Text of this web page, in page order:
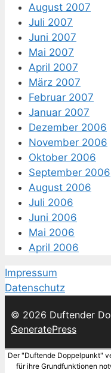
August 2007
Juli 2007
Juni 2007
Mai 2007
April 2007
März 2007
Februar 2007
Januar 2007
Dezember 2006
November 2006
Oktober 2006
September 2006
August 2006
Juli 2006
Juni 2006
Mai 2006
April 2006
Impressum
Datenschutz
© 2026 Duftender
GeneratePress
Der "Duftende Doppelpunkt"
für ihre Grundfunktionen